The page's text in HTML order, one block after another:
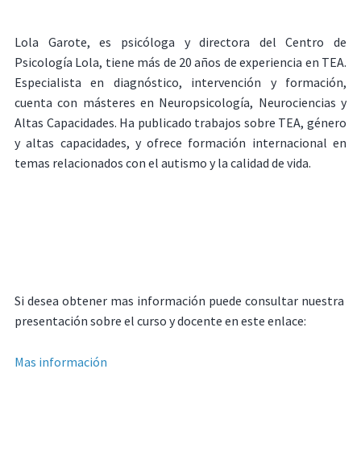
Lola Garote, es psicóloga y directora del Centro de
Psicología Lola, tiene más de 20 años de experiencia en TEA.
Especialista en diagnóstico, intervención y formación,
cuenta con másteres en Neuropsicología, Neurociencias y
Altas Capacidades. Ha publicado trabajos sobre TEA, género
y altas capacidades, y ofrece formación internacional en
temas relacionados con el autismo y la calidad de vida.
Si desea obtener mas información puede consultar nuestra
presentación sobre el curso y docente en este enlace:
Mas información